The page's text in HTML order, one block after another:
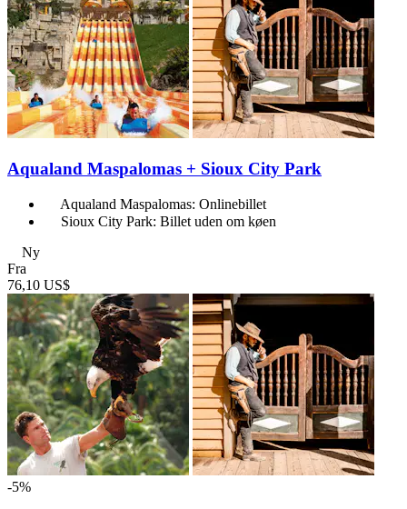
Aqualand Maspalomas + Sioux City Park
Aqualand Maspalomas: Onlinebillet
Sioux City Park: Billet uden om køen
Ny
Fra
76,10 US$
-5%